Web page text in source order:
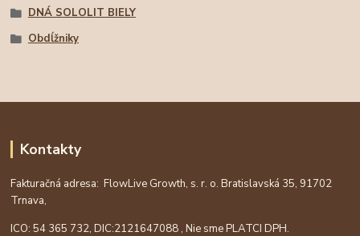
DNÁ SOLOLIT BIELY
Obdĺžniky
Kontakty
Fakturačná adresa: FlowLive Growth, s. r. o. Bratislavská 35, 91702
Trnava,
ICO: 54 365 732, DIC:2121647088 , Nie sme PLATCI DPH.